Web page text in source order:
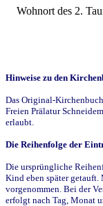
Wohnort des 2.
Hinweise zu den
Das Original-
Freien Prälatur
erlaubt.
Die Reihenfolge der
Die ursprüngliche
Kind eben später getauft.
vorgenommen. Bei der
erfolgt nach Tag, Monat